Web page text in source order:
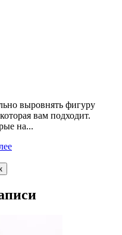
выровнять фигуру
вам подходит.
на...